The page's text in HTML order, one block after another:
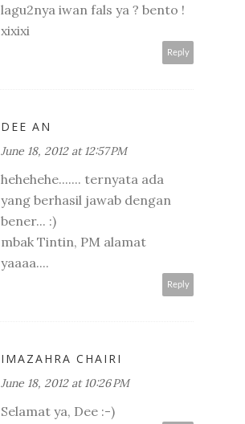
lagu2nya iwan fals ya ? bento !
xixixi
Reply
DEE AN
June 18, 2012 at 12:57 PM
hehehehe....... ternyata ada
yang berhasil jawab dengan
bener... :)
mbak Tintin, PM alamat
yaaaa....
Reply
IMAZAHRA CHAIRI
June 18, 2012 at 10:26 PM
Selamat ya, Dee :-)